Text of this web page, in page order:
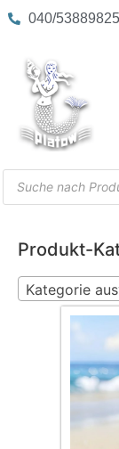
040/53889825
Produkt-
Kategorie